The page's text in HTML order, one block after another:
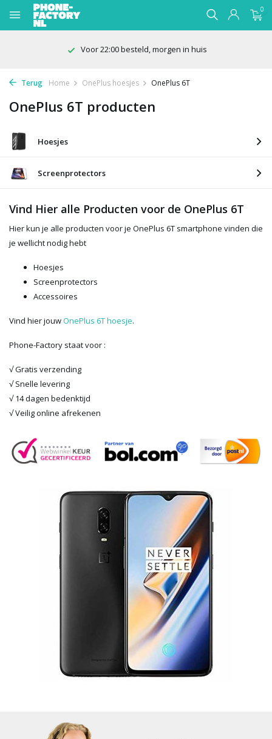
0
Voor 22:00 besteld, morgen in huis
Terug Home OnePlus hoesjes OnePlus 6T
OnePlus 6T producten
Hoesjes
Screenprotectors
Vind Hier alle Producten voor de OnePlus 6T
Hier kun je alle producten voor je OnePlus 6T smartphone vinden die
je wellicht nodig hebt
Hoesjes
Screenprotectors
Accessoires
Vind hier jouwOnePlus 6T hoesje.
Phone-Factory staat voor :
√ Gratis verzending
√ Snelle levering
√ 14 dagen bedenktijd
√ Veilig online afrekenen